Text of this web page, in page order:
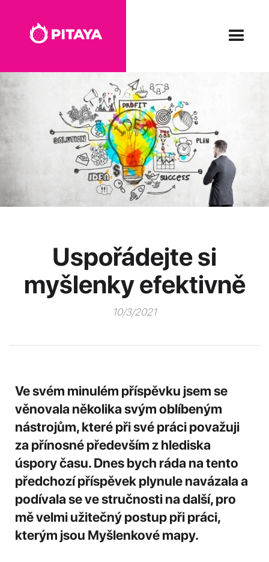
Uspořádejte si
myšlenky efektivně
10/3/2021
Ve svém minulém příspěvku jsem se
věnovala několika svým oblíbeným
nástrojům, které při své práci považuji
za přínosné především z hlediska
úspory času. Dnes bych ráda na tento
předchozí příspěvek plynule navázala a
podívala se ve stručnosti na další, pro
mě velmi užitečný postup při práci,
kterým jsou Myšlenkové mapy.